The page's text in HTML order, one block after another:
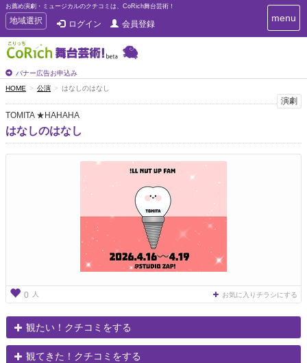
お薦め演劇・ミュージカルのクチコミは、CoRich舞台芸術！
T
o
g
g
e
n
a
v
g
地域選択 ログイン 会員登録
バナー広告お申込み
T
o
i
g
menu
HOME 公演 はなしのはなし
演劇
TOMITA ★HAHAHA
はなしのはなし
0 人 お気に入りチラシにする
観たい！クチコミをする
観てきた！クチコミをする